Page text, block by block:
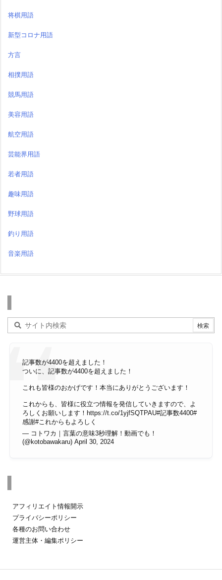
将棋用語
新型コロナ用語
方言
相撲用語
競馬用語
美容用語
航空用語
芸能界用語
若者用語
趣味用語
野球用語
釣り用語
音楽用語
記事数が4400を超えました！
ついに、記事数が4400を超えました！
これも皆様のおかげです！本当にありがとうございます！
これからも、皆様に役立つ情報を発信していきますので、よ
ろしくお願いします！ https://t.co/1yjfSQTPAU#記事数4400#
感謝#これからもよろしく
— コトワカ｜言葉の意味3秒理解！動画でも！
(@kotobawakaru) April 30, 2024
アフィリエイト情報開示
プライバシーポリシー
各種のお問い合わせ
運営主体・編集ポリシー